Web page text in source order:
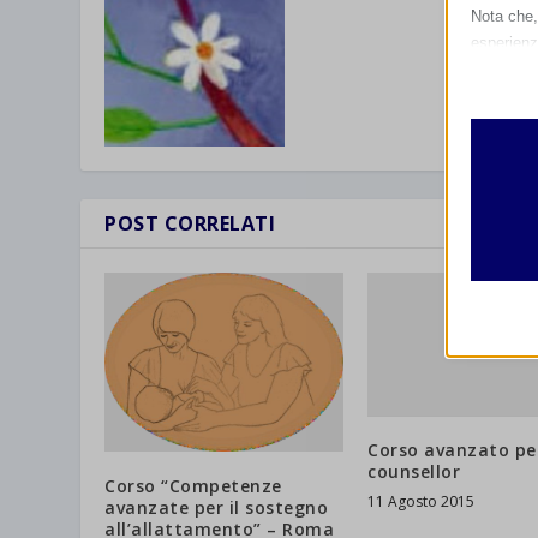
POST CORRELATI
Corso “Competenze
avanzate per il sostegno
all’allattamento” – Roma
Corso avanzato
counsellor
11 Agosto 2015
Nota
wp-
I
Altri